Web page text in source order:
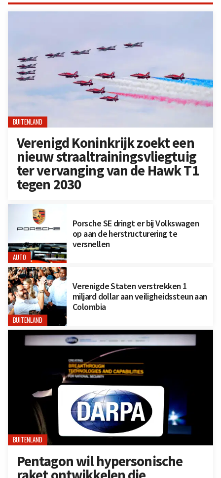
BUITENLAND
Verenigd Koninkrijk zoekt een
nieuw straaltrainingsvliegtuig
ter vervanging van de Hawk T1
tegen 2030
AUTO
Porsche SE dringt er bij Volkswagen
op aan de herstructurering te
versnellen
BUITENLAND
Verenigde Staten verstrekken 1
miljard dollar aan veiligheidssteun aan
Colombia
BUITENLAND
Pentagon wil hypersonische